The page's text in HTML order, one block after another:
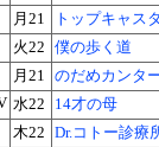
月21
トップキャス
火22
僕の歩く道
月21
のだめカンタ
水22
14才の母
木22
Dr.コトー診療